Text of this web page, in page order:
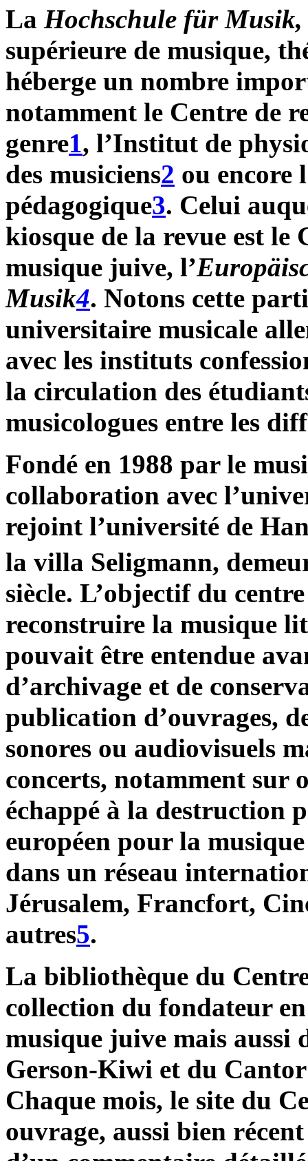
La Hochschule für
supérieure de musique,
héberge un nombre
notamment le Centre de
genre1, l’Institut de
des musiciens2 ou encore
pédagogique3. Celui
kiosque de la revue est le
musique juive, l’
Musik4. Notons cette
universitaire musicale
avec les instituts
la circulation des
musicologues entre les
Fondé en 1988 par le
collaboration avec
rejoint l’université de
la villa Seligmann,
siècle. L’objectif du
reconstruire la musique
pouvait être entendue
d’archivage et de
publication d’ouvrages,
sonores ou audiovisuels
concerts, notamment sur
échappé à la destruction
européen pour la
dans un réseau
Jérusalem, Francfort,
autres5.
La bibliothèque du
collection du fondateur
musique juive mais aussi
Gerson-Kiwi et du
Chaque mois, le site du
ouvrage, aussi bien